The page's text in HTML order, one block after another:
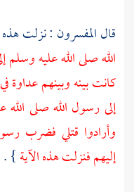
قالالمفسرون : نزلت هذه
الله صلى الله عليه وسلم
كانت بينه وبينهم
إلى رسول الله صلى
وأرادوا قتلي فضرب
إليهم فنزلت هذه الآية} .